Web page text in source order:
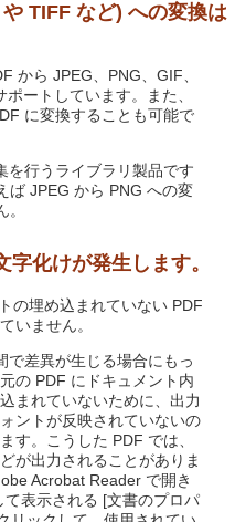
TIFF など) への変換は
から JPEG、PNG、GIF、
ートしています。また、
に変換することも可能で
を行うライブラリ製品です
ば JPEG から PNG への変
化けが発生します。
の埋め込まれていない PDF
いません。
で差異が生じる場合にもっ
の PDF にドキュメント内
まれていないために、出力
ントが反映されていないの
す。こうした PDF では、
が出力されることがありま
Acrobat Reader で開き
表示される [文書のプロパ